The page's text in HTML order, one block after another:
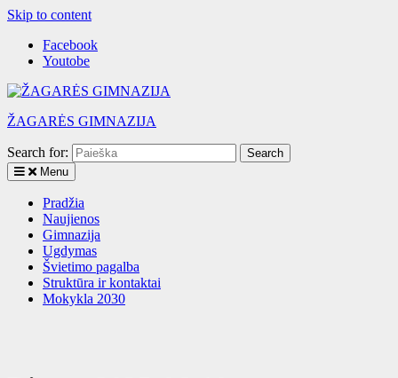
Skip to content
Facebook
Youtobe
ŽAGARĖS GIMNAZIJA
Search for:
Menu
Pradžia
Naujienos
Gimnazija
Ugdymas
Švietimo pagalba
Struktūra ir kontaktai
Mokykla 2030